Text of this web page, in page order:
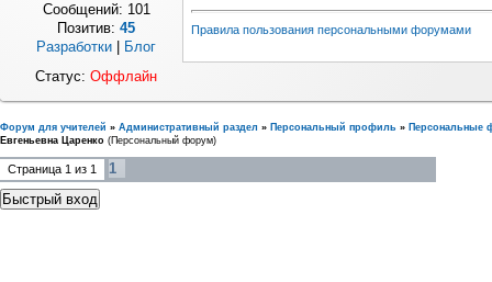
Сообщений: 101
Позитив:45
Разработки
Блог
Правила пользования персональными форумами
Статус:Оффлайн
Форум для учителей » Административный раздел » Персональный профиль » Персональные
Евгеньевна Царенко (Персональный форум)
Страница 1 из 1 1